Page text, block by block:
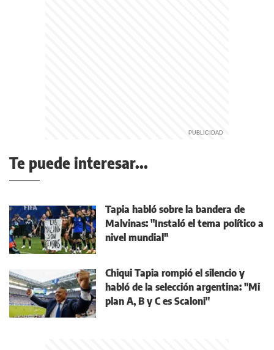
Te puede interesar...
Tapia habló sobre la bandera de
Malvinas: "Instaló el tema político a
nivel mundial"
Chiqui Tapia rompió el silencio y
habló de la selección argentina: "Mi
plan A, B y C es Scaloni"